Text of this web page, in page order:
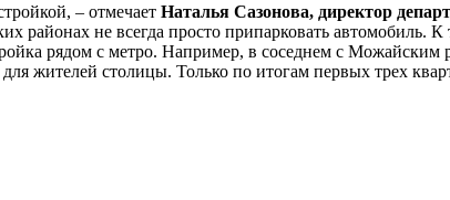
– отмечает Наталья Сазонова, директор
районах не всегда просто припарковать автомобиль.
рядом с метро. Например, в соседнем с
жителей столицы. Только по итогам первых трех